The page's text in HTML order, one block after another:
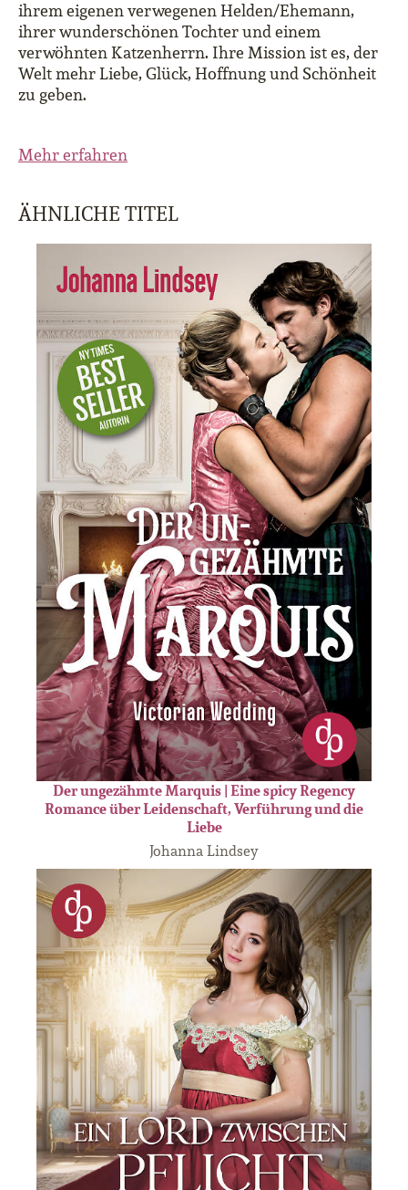
ihrem eigenen verwegenen Helden/Ehemann,
ihrer wunderschönen Tochter und einem
verwöhnten Katzenherrn. Ihre Mission ist es, der
Welt mehr Liebe, Glück, Hoffnung und Schönheit
zu geben.
Mehr erfahren
ÄHNLICHE TITEL
Der ungezähmte Marquis | Eine spicy Regency
Romance über Leidenschaft, Verführung und die
Liebe
Johanna Lindsey